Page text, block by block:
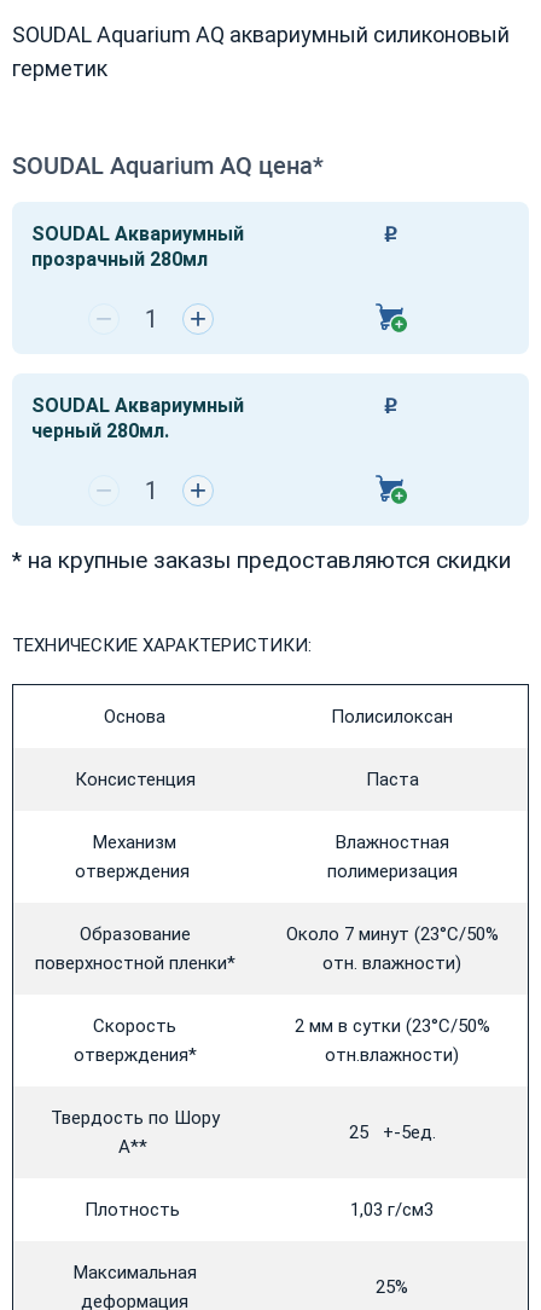
SOUDAL Aquarium AQ аквариумный силиконовый
герметик
SOUDAL Aquarium AQ цена*
SOUDAL Аквариумный
прозрачный 280мл
Р
− +
SOUDAL Аквариумный
черный 280мл.
Р
− +
* на крупные заказы предоставляются скидки
ТЕХНИЧЕСКИЕ ХАРАКТЕРИСТИКИ:
Основа Полисилоксан
Консистенция Паста
Механизм
отверждения
Влажностная
полимеризация
Образование
поверхностной пленки*
Около 7 минут (23°C/50%
отн. влажности)
Скорость
отверждения*
2 мм в сутки (23°C/50%
отн.влажности)
Твердость по Шору
А**
25 +-5ед.
Плотность 1,03 г/см3
Максимальная
деформация
25%